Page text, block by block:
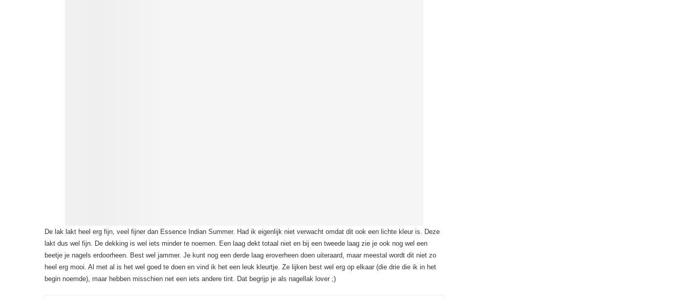
De lak lakt heel erg fijn, veel fijner dan Essence Indian Summer. Had ik eigenlijk niet verwacht omdat dit ook een lichte kleur is. Deze
lakt dus wel fijn. De dekking is wel iets minder te noemen. Een laag dekt totaal niet en bij een tweede laag zie je ook nog wel een
beetje je nagels erdoorheen. Best wel jammer. Je kunt nog een derde laag eroverheen doen uiteraard, maar meestal wordt dit niet zo
heel erg mooi. Al met al is het wel goed te doen en vind ik het een leuk kleurtje. Ze lijken best wel erg op elkaar (die drie die ik in het
begin noemde), maar hebben misschien net een iets andere tint. Dat begrijp je als nagellak lover ;)